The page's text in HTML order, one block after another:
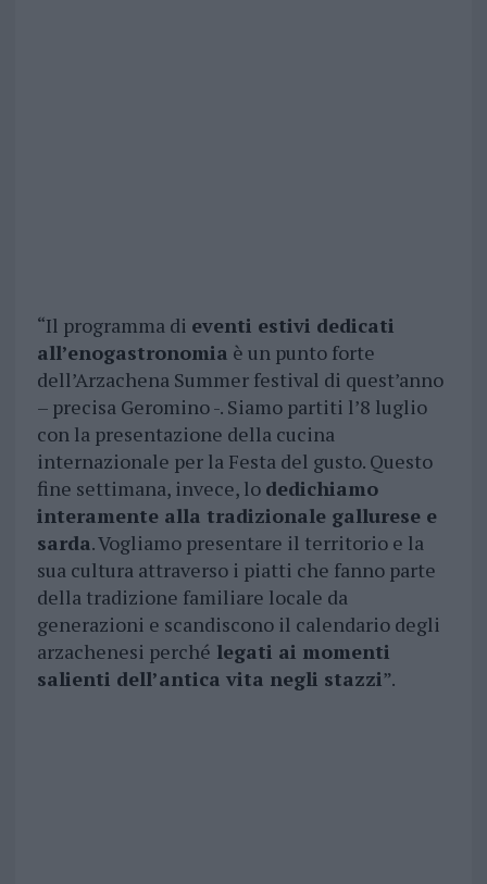
“Il programma di eventi estivi dedicati
all’enogastronomia è un punto forte
dell’Arzachena Summer festival di quest’anno
– precisa Geromino -. Siamo partiti l’8 luglio
con la presentazione della cucina
internazionale per la Festa del gusto. Questo
fine settimana, invece, lo dedichiamo
interamente alla tradizionale gallurese e
sarda. Vogliamo presentare il territorio e la
sua cultura attraverso i piatti che fanno parte
della tradizione familiare locale da
generazioni e scandiscono il calendario degli
arzachenesi perché legati ai momenti
salienti dell’antica vita negli stazzi”.